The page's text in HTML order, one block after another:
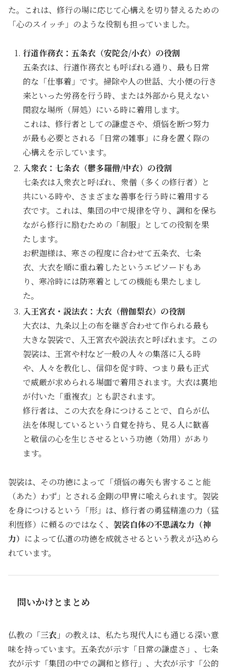
た。これは、修行の場に応じて心構えを切り替えるための
「心のスイッチ」のような役割も担っていました。
行道作務衣：五条衣（安陀会/小衣）の役割
五条衣は、行道作務衣とも呼ばれる通り、最も日常
的な「仕事着」です。掃除や人の世話、大小便の行き
来といった労務を行う時、または外部から見えない
閑寂な場所（屏処）にいる時に着用します。
これは、修行者としての謙虚さや、煩悩を断つ努力
が最も必要とされる「日常の雑事」に身を置く際の
心構えを示しています。
入衆衣：七条衣（鬱多羅僧/中衣）の役割
七条衣は入衆衣と呼ばれ、衆僧（多くの修行者）と
共にいる時や、さまざまな善事を行う時に着用する
衣です。これは、集団の中で規律を守り、調和を保ち
ながら修行に励むための「制服」としての役割を果
たします。
お釈迦様は、寒さの程度に合わせて五条衣、七条
衣、大衣を順に重ね着したというエピソードもあ
り、寒冷時には防寒着としての機能も果たしまし
た。
入王宮衣・説法衣：大衣（僧伽梨衣）の役割
大衣は、九条以上の布を継ぎ合わせて作られる最も
大きな袈裟で、入王宮衣や説法衣と呼ばれます。この
袈裟は、王宮や村など一般の人々の集落に入る時
や、人々を教化し、信仰を促す時、つまり最も正式
で威厳が求められる場面で着用されます。大衣は裏地
が付いた「重複衣」とも訳されます。
修行者は、この大衣を身につけることで、自らが仏
法を体現しているという自覚を持ち、見る人に歓喜
と敬信の心を生じさせるという功徳（効用）があり
ます。
袈裟は、その功徳によって「煩悩の毒矢も害すること能
（あた）わず」とされる金剛の甲冑に喩えられます。袈裟
を身につけるという「形」は、修行者の勇猛精進の力（猛
利恆修）に頼るのではなく、 袈裟自体の不思議な力（神
力） によって仏道の功徳を成就させるという教えが込めら
れています。
問いかけとまとめ
仏教の「三衣 」の教えは、私たち現代人にも通じる深い意
味を持っています。五条衣が示す「日常の謙虚さ」、七条
衣が示す「集団の中での調和と修行」、大衣が示す「公的